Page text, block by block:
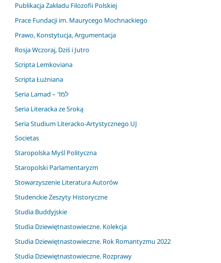
Publikacja Zakładu Filozofii Polskiej
Prace Fundacji im. Maurycego Mochnackiego
Prawo, Konstytucja, Argumentacja
Rosja Wczoraj, Dziś i Jutro
Scripta Lemkoviana
Scripta Łużniana
Seria Lamad – למד
Seria Literacka ze Sroką
Seria Studium Literacko-Artystycznego UJ
Societas
Staropolska Myśl Polityczna
Staropolski Parlamentaryzm
Stowarzyszenie Literatura Autorów
Studenckie Zeszyty Historyczne
Studia Buddyjskie
Studia Dziewiętnastowieczne. Kolekcja
Studia Dziewiętnastowieczne. Rok Romantyzmu 2022
Studia Dziewiętnastowieczne. Rozprawy